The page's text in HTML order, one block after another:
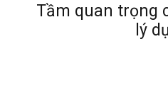
Tầm quan trọng
lý